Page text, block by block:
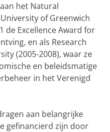
het Natural
of Greenwich
de Excellence Award for
en als Research
(2005-2008), waar ze
en beleidsmatige
in het Verenigd
aan belangrijke
gefinancierd zijn door